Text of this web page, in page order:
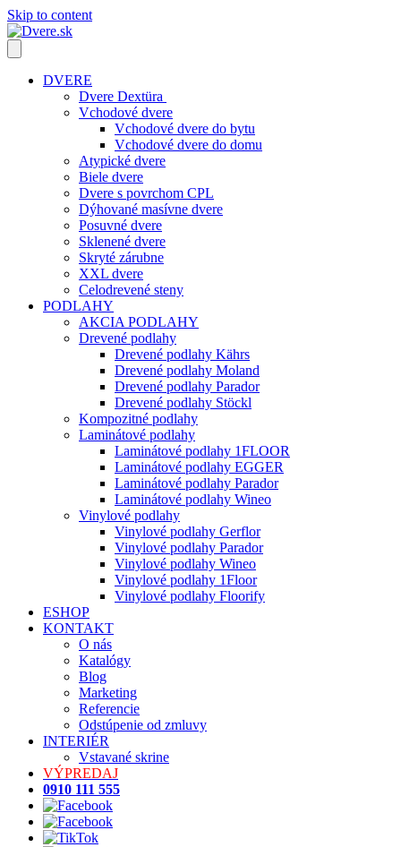
Skip to content
DVERE
Dvere Dextüra
Vchodové dvere
Vchodové dvere do bytu
Vchodové dvere do domu
Atypické dvere
Biele dvere
Dvere s povrchom CPL
Dýhované masívne dvere
Posuvné dvere
Sklenené dvere
Skryté zárubne
XXL dvere
Celodrevené steny
PODLAHY
AKCIA PODLAHY
Drevené podlahy
Drevené podlahy Kährs
Drevené podlahy Moland
Drevené podlahy Parador
Drevené podlahy Stöckl
Kompozitné podlahy
Laminátové podlahy
Laminátové podlahy 1FLOOR
Laminátové podlahy EGGER
Laminátové podlahy Parador
Laminátové podlahy Wineo
Vinylové podlahy
Vinylové podlahy Gerflor
Vinylové podlahy Parador
Vinylové podlahy Wineo
Vinylové podlahy 1Floor
Vinylové podlahy Floorify
ESHOP
KONTAKT
O nás
Katalógy
Blog
Marketing
Referencie
Odstúpenie od zmluvy
INTERIÉR
Vstavané skrine
VÝPREDAJ
0910 111 555